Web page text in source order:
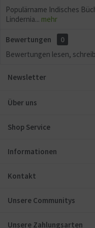
Populärname Indisches
Lindernia... mehr
Bewertungen
0
Bewertungen lesen,
Newsletter
Über uns
Shop Service
Informationen
Kontakt
Unsere Communitys
Unsere Zahlungsarten